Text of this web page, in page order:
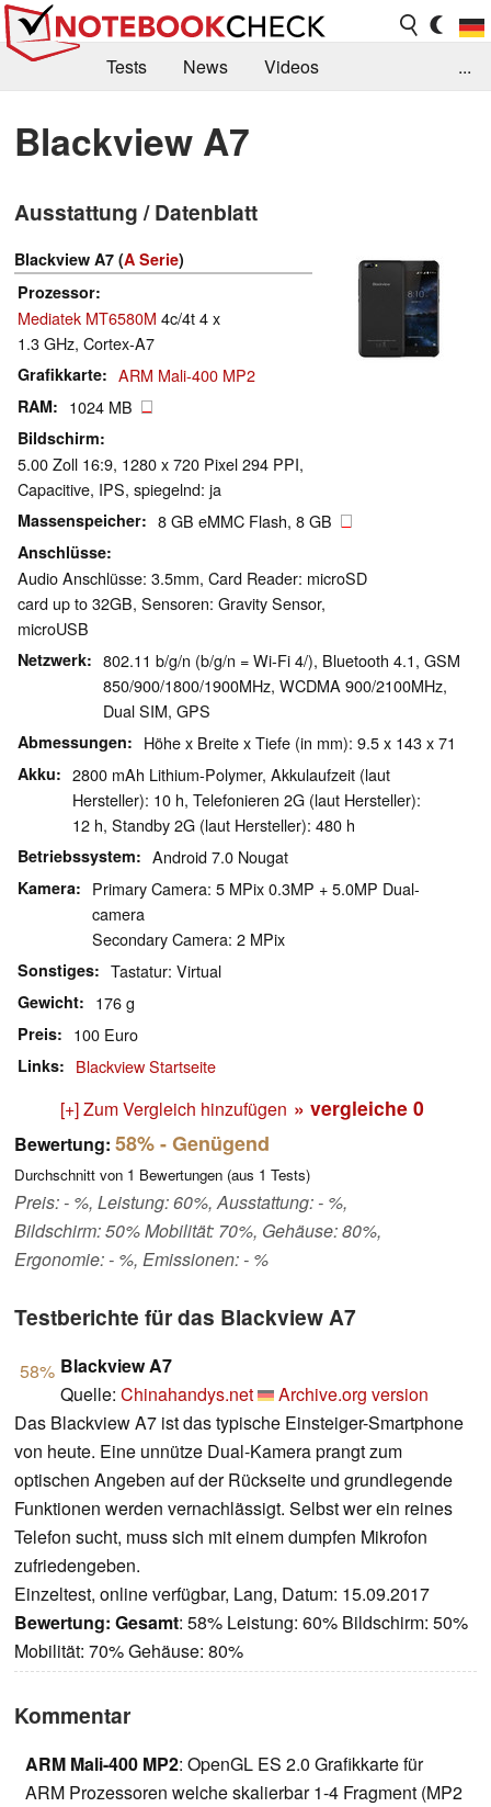
Tests News
Videos
Kaufberatung
Deals
Forum
...
Blackview A7
Ausstattung / Datenblatt
Blackview A7 (A Serie)
Prozessor
Mediatek MT6580M 4c/4t 4 x
1.3 GHz, Cortex-A7
Grafikkarte ARM Mali-400 MP2
RAM 1024 MB
Bildschirm
5.00 Zoll 16:9, 1280 x 720 Pixel 294 PPI,
Capacitive, IPS, spiegelnd: ja
Massenspeicher 8 GB eMMC Flash, 8 GB
Anschlüsse
Audio Anschlüsse: 3.5mm, Card Reader: microSD
card up to 32GB, Sensoren: Gravity Sensor,
microUSB
Netzwerk
802.11 b/g/n (b/g/n = Wi-Fi 4/), Bluetooth 4.1, GSM
850/900/1800/1900MHz, WCDMA 900/2100MHz,
Dual SIM, GPS
Abmessungen Höhe x Breite x Tiefe (in mm): 9.5 x 143 x 71
Akku
2800 mAh Lithium-Polymer, Akkulaufzeit (laut
Hersteller): 10 h, Telefonieren 2G (laut Hersteller):
12 h, Standby 2G (laut Hersteller): 480 h
Betriebssystem Android 7.0 Nougat
Kamera
Primary Camera: 5 MPix 0.3MP + 5.0MP Dual-
camera
Secondary Camera: 2 MPix
Sonstiges Tastatur: Virtual
Gewicht 176 g
Preis 100 Euro
Links Blackview Startseite
[+] Zum Vergleich hinzufügen » vergleiche 0
Bewertung: 58%- Genügend
Durchschnitt von 1 Bewertungen (aus 1 Tests)
Preis: - %, Leistung: 60%, Ausstattung: - %,
Bildschirm: 50% Mobilität: 70%, Gehäuse: 80%,
Ergonomie: - %, Emissionen: - %
Testberichte für das Blackview A7
58% Blackview A7
Quelle: Chinahandys.net
Archive.org version
Das Blackview A7 ist das typische Einsteiger-Smartphone
von heute. Eine unnütze Dual-Kamera prangt zum
optischen Angeben auf der Rückseite und grundlegende
Funktionen werden vernachlässigt. Selbst wer ein reines
Telefon sucht, muss sich mit einem dumpfen Mikrofon
zufriedengeben.
Einzeltest, online verfügbar, Lang, Datum: 15.09.2017
Bewertung: Gesamt: 58% Leistung: 60% Bildschirm: 50%
Mobilität: 70% Gehäuse: 80%
Kommentar
ARM Mali-400 MP2: OpenGL ES 2.0 Grafikkarte für
ARM Prozessoren welche skalierbar 1-4 Fragment (MP2